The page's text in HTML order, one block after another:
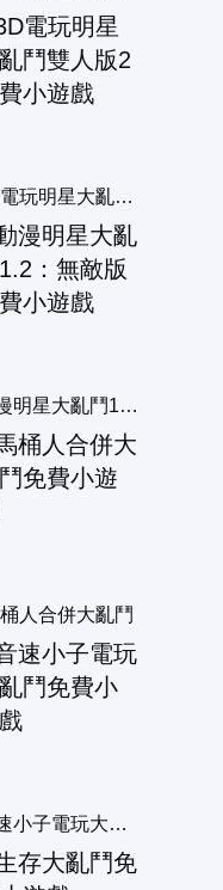
3D電玩明星大亂鬥雙人版2
動漫明星大亂鬥1.2：無敵版
人合併大亂鬥
音速小子電玩大亂鬥